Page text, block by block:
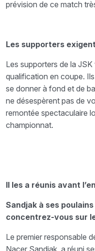
prévision de ce match
Les supporters
Les supporters de la
qualification en coupe.
se donner à fond et de
ne désespèrent pas de
remontée spectaculaire
championnat.
Il les a réunis avant
Sandjak à ses
concentrez-vous sur
Le premier responsable
Nacer Sandjak, a réuni